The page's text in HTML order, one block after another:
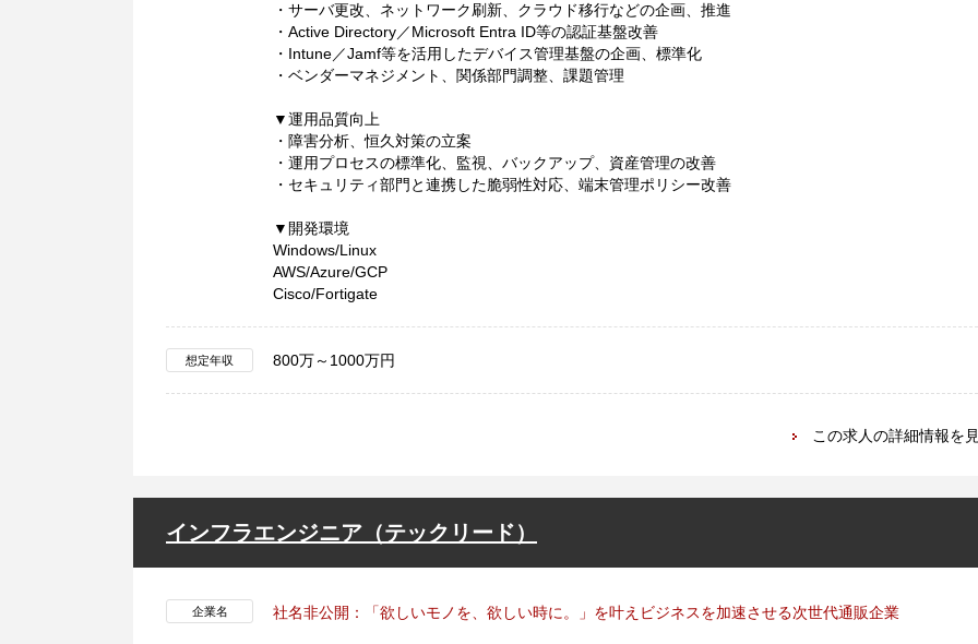
・サーバ更改、ネットワーク刷新、クラウド移行などの企画、推進
・Active Directory／Microsoft Entra ID等の認証基盤改善
・Intune／Jamf等を活用したデバイス管理基盤の企画、標準化
・ベンダーマネジメント、関係部門調整、課題管理
▼運用品質向上
・障害分析、恒久対策の立案
・運用プロセスの標準化、監視、バックアップ、資産管理の改善
・セキュリティ部門と連携した脆弱性対応、端末管理ポリシー改善
▼開発環境
Windows/Linux
AWS/Azure/GCP
Cisco/Fortigate
想定年収 800万～1000万円
この求人の詳細情報を
インフラエンジニア（テックリード）
企業名 社名非公開：「欲しいモノを、欲しい時に。」を叶えビジネスを加速させる次世代通販企業